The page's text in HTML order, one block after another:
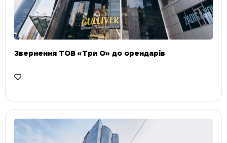
Звернення ТОВ «Три О» до орендарів